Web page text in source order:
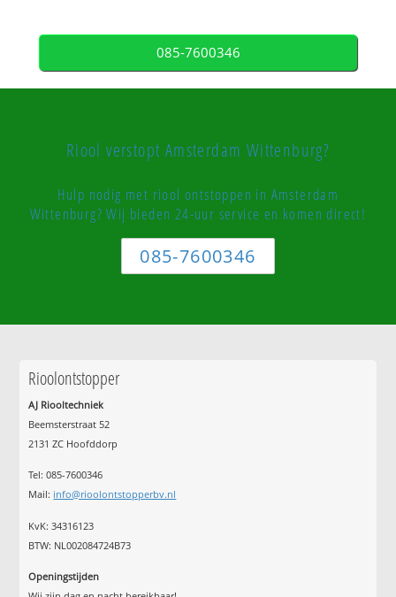
085-7600346
Riool verstopt Amsterdam Wittenburg?
Hulp nodig met riool ontstoppen in Amsterdam
Wittenburg? Wij bieden 24-uur service en komen direct!
085-7600346
Rioolontstopper
AJ Riooltechniek
Beemsterstraat 52
2131 ZC Hoofddorp
Tel:085-7600346
Mail: info@rioolontstopperbv.nl
KvK: 34316123
BTW: NL002084724B73
Openingstijden